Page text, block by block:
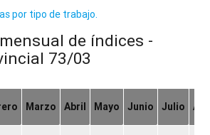
por tipo de trabajo.
de índices -
73/03
Marzo Abril Mayo Junio Julio